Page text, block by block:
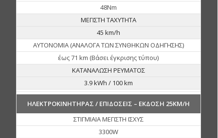
48Nm
ΜΕΓΙΣΤΗ ΤΑΧΥΤΗΤΑ
45 km/h
ΑΥΤΟΝΟΜΙΑ (ΑΝΑΛΟΓΑ ΤΩΝ ΣΥΝΘΗΚΩΝ ΟΔΗΓΗΣΗΣ)
έως 71 km (Βάσει έγκρισης τύπου)
ΚΑΤΑΝΑΛΩΣΗ ΡΕΥΜΑΤΟΣ
3.9 kWh / 100 km
ΗΛΕΚΤΡΟΚΙΝΗΤΗΡΑΣ / ΕΠΙΔΟΣΕΙΣ – ΕΚΔΟΣΗ 25KM/H
ΣΤΙΓΜΙΑΙΑ ΜΕΓΙΣΤΗ ΙΣΧΥΣ
3300W